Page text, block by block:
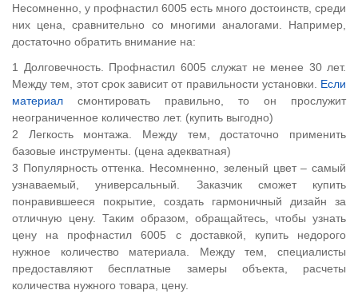
Несомненно, у профнастил 6005 есть много достоинств, среди
них цена, сравнительно со многими аналогами. Например,
достаточно обратить внимание на:
Долговечность. Профнастил 6005 служат не менее 30 лет.
Между тем, этот срок зависит от правильности установки. Если
материал смонтировать правильно, то он прослужит
неограниченное количество лет. (купить выгодно)
Легкость монтажа. Между тем, достаточно применить
базовые инструменты. (цена адекватная)
Популярность оттенка. Несомненно, зеленый цвет – самый
узнаваемый, универсальный. Заказчик сможет купить
понравившееся покрытие, создать гармоничный дизайн за
отличную цену. Таким образом, обращайтесь, чтобы узнать
цену на профнастил 6005 с доставкой, купить недорого
нужное количество материала. Между тем, специалисты
предоставляют бесплатные замеры объекта, расчеты
количества нужного товара, цену.